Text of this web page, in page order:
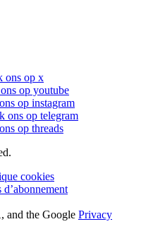
ons op x
op youtube
op instagram
ons op telegram
op threads
cookies
and the Google Privacy